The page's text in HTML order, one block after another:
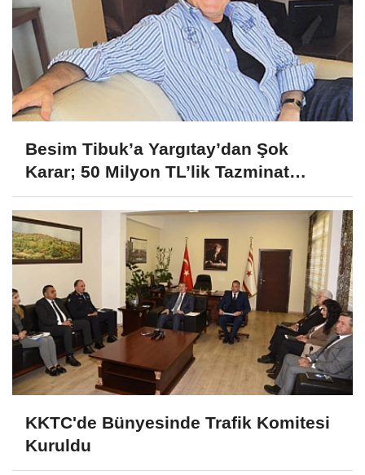
Besim Tibuk’a Yargıtay’dan Şok
Karar; 50 Milyon TL’lik Tazminat
Yetersiz Bulundu
KKTC'de Bünyesinde Trafik Komitesi
Kuruldu